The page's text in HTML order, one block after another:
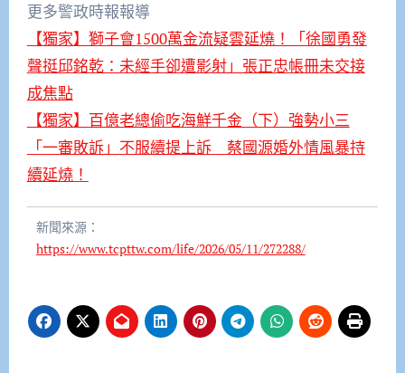
更多警政時報報導
【獨家】獅子會1500萬金流疑雲延燒！「徐國勇發
聲挺邱銘乾：未經手卻遭影射」張正忠帳冊未交接
成焦點
【獨家】百億老總偷吃海鮮千金（下）強勢小三
「一審敗訴」不服續提上訴 蔡國源婚外情風暴持
續延燒！
新聞來源：
https://www.tcpttw.com/life/2026/05/11/272288/